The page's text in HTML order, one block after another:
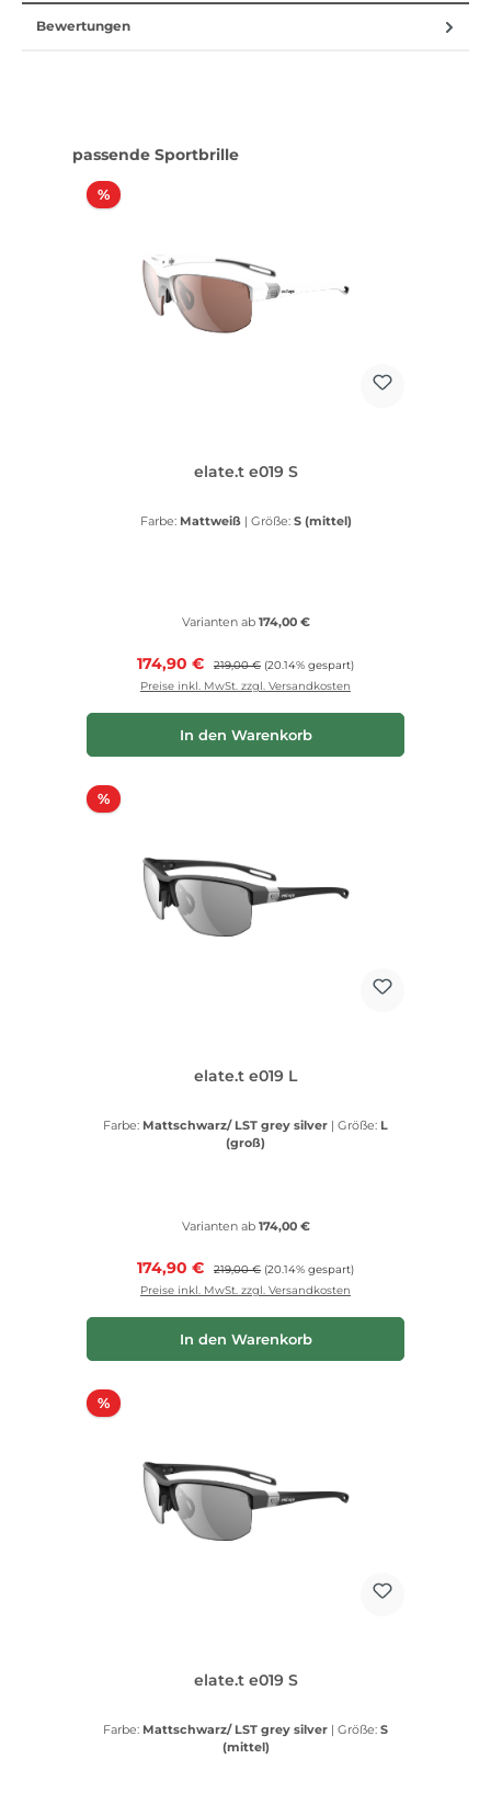
Bewertungen
Produktgalerie überspringen
passende Sportbrille
%Rabatt
elate.t e019 S
Farbe: Mattweiß | Größe: S (mittel)
Varianten ab174,00 €
Verkaufspreis:
174,90 € Regulärer Preis:
219,00 € (20.14% gespart)
Preise inkl. MwSt. zzgl. Versandkosten
In den Warenkorb
%Rabatt
elate.t e019 L
Farbe: Mattschwarz/ LST grey silver | Größe: L
(groß)
Varianten ab174,00 €
Verkaufspreis:
174,90 € Regulärer Preis:
219,00 € (20.14% gespart)
Preise inkl. MwSt. zzgl. Versandkosten
In den Warenkorb
%Rabatt
elate.t e019 S
Farbe: Mattschwarz/ LST grey silver | Größe: S
(mittel)